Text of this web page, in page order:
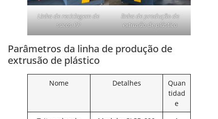
Linha de reciclagem de
sacos PP
linha de produção de
extrusão de plástico
Parâmetros da linha de produção de
extrusão de plástico
Nome Detalhes
Quan
tidad
e